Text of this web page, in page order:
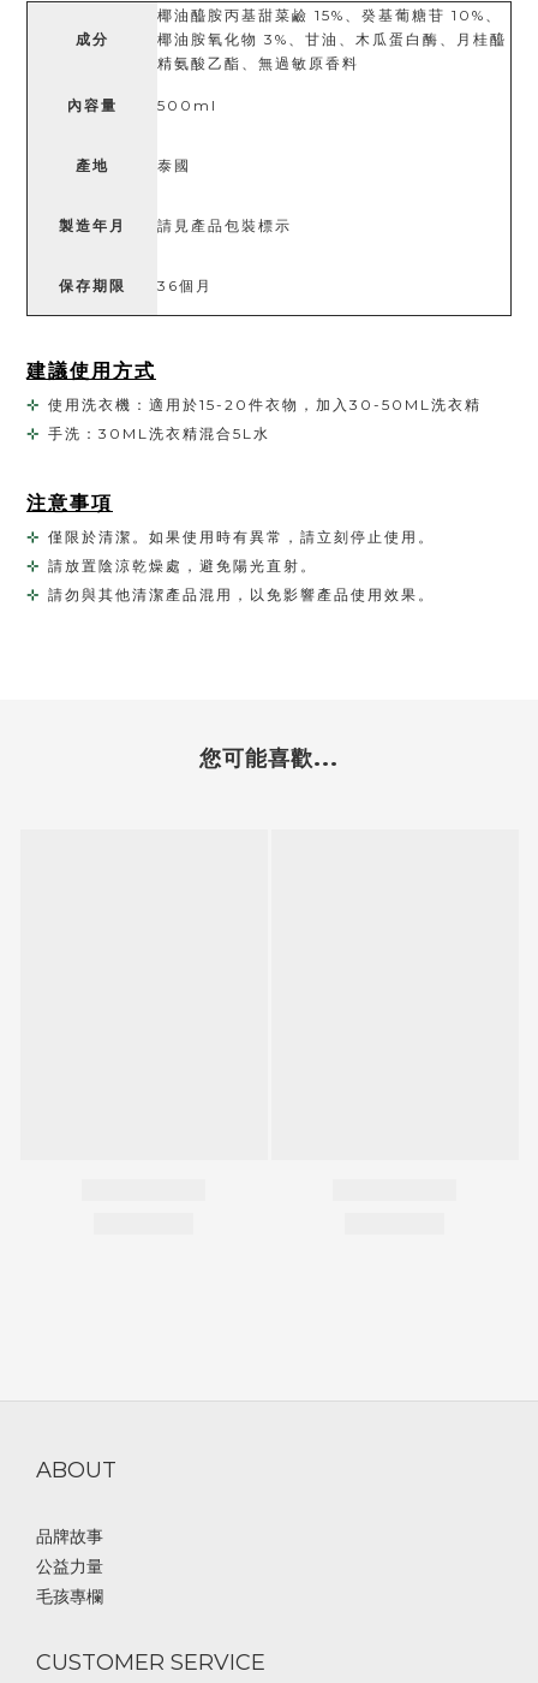
成分
椰油醯胺丙基甜菜鹼 15%、癸基葡糖苷 10%、
椰油胺氧化物 3%、甘油、木瓜蛋白酶、月桂醯
精氨酸乙酯、無過敏原香料
內容量 500ml
產地 泰國
製造年月 請見產品包裝標示
保存期限 36個月
建議使用方式
⊹ 使用洗衣機：適用於15-20件衣物，加入30-50ML洗衣精
⊹ 手洗：30ML洗衣精混合5L水
注意事項
⊹ 僅限於清潔。如果使用時有異常，請立刻停止使用。
⊹ 請放置陰涼乾燥處，避免陽光直射。
⊹ 請勿與其他清潔產品混用，以免影響產品使用效果。
您可能喜歡...
ABOUT
品牌故事
公益力量
毛孩專欄
CUSTOMER SERVICE